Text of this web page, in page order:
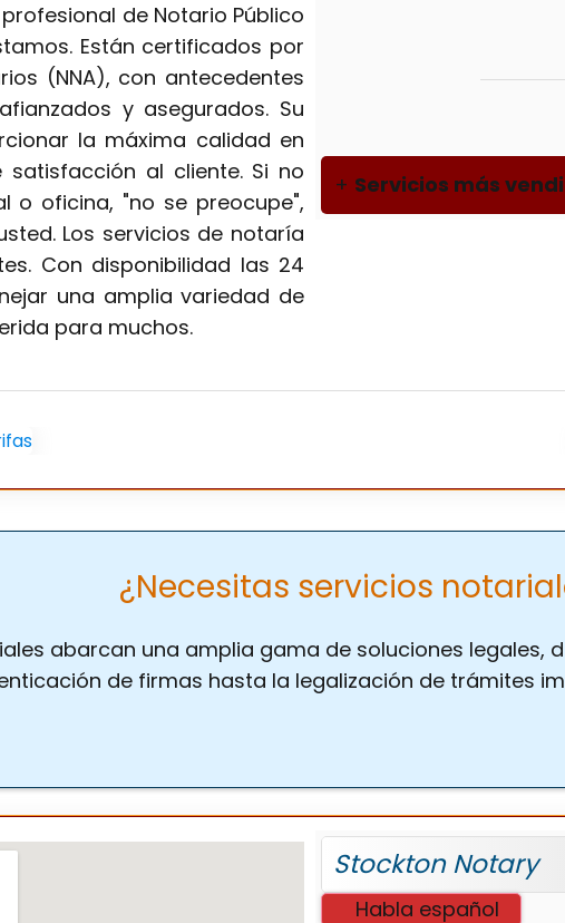
de Notario Público
Están certificados por
(NNA), con antecedentes
y asegurados. Su
la máxima calidad en
satisfacción al cliente. Si no
o oficina, "no se preocupe",
Los servicios de notaría
Con disponibilidad las 24
una amplia variedad de
para muchos.
+ Servicios más
¿Necesitas servicios
abarcan una amplia gama de soluciones legales,
de firmas hasta la legalización de trámites
Stockton Notary
Habla español